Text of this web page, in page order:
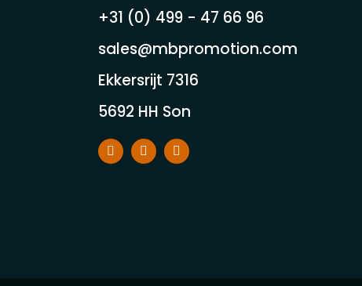
+31 (0) 499 - 47 66 96
sales@mbpromotion.com
Ekkersrijt 7316
5692 HH Son